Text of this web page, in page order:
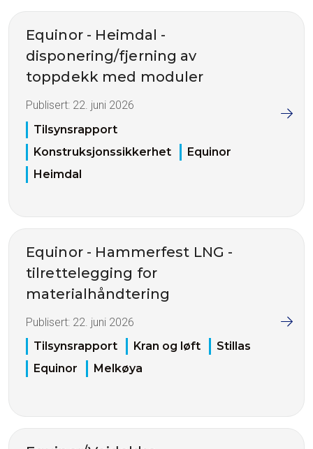
Equinor - Heimdal -
disponering/fjerning av
toppdekk med moduler
Publisert: 22. juni 2026
Tilsynsrapport
Konstruksjonssikkerhet
Equinor
Heimdal
Equinor - Hammerfest LNG -
tilrettelegging for
materialhåndtering
Publisert: 22. juni 2026
Tilsynsrapport
Kran og løft
Stillas
Equinor
Melkøya